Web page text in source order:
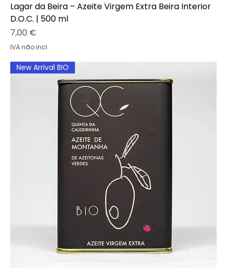
Lagar da Beira – Azeite Virgem Extra Beira Interior
D.O.C. | 500 ml
Preço
7,00 €
IVA não incl.
New Arrival BIO